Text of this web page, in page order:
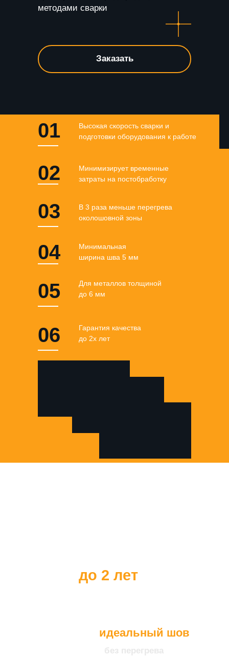
методами сварки
Минимальная
ширина шва 5 мм
Высокая скорость сварки и
подготовки оборудования к работе
Минимизирует временные
затраты на постобработку
Для металлов толщиной
до 6 мм
В 3 раза меньше перегрева
околошовной зоны
Гарантия качества
до 2х лет
Заказать
01
02
04
05
03
06
идеальный шов
до 2 лет